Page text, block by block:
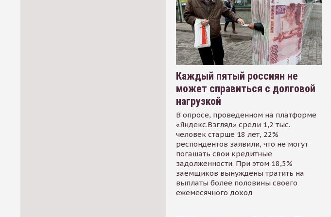
Каждый пятый россиян не
может справиться с долговой
нагрузкой
В опросе, проведенном на платформе
«Яндекс.Взгляд» среди 1,2 тыс.
человек старше 18 лет, 22%
респондентов заявили, что не могут
погашать свои кредитные
задолженности. При этом 18,5%
заемщиков вынуждены тратить на
выплаты более половины своего
ежемесячного доход